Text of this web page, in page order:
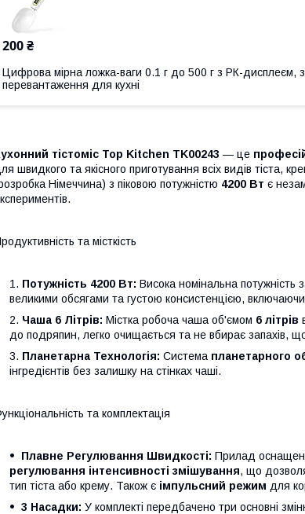
200 ₴
Цифрова мірна ложка-ваги 0.1 г до 500 г з РК-дисплеєм,
перевантаження для кухні
тістоміс Top Kitchen TK00243 — це
швидкого та якісного приготування всіх видів тіста,
Німеччина) з піковою потужністю 4200 Вт є
та місткість
Потужність 4200 Вт: Висока номінальна потужність
великими обсягами та густою консистенцією, включаючи
Чаша 6 Літрів: Містка робоча чаша об'ємом 6 літрів
до подряпин, легко очищається та не вбирає запахів,
Планетарна Технологія: Система планетарного
інгредієнтів без залишку на стінках чаші.
та комплектація
Плавне Регулювання Швидкості: Прилад
регулювання інтенсивності змішування, що
тип тіста або крему. Також є імпульсний режим для
3 Насадки: У комплекті передбачено три основні